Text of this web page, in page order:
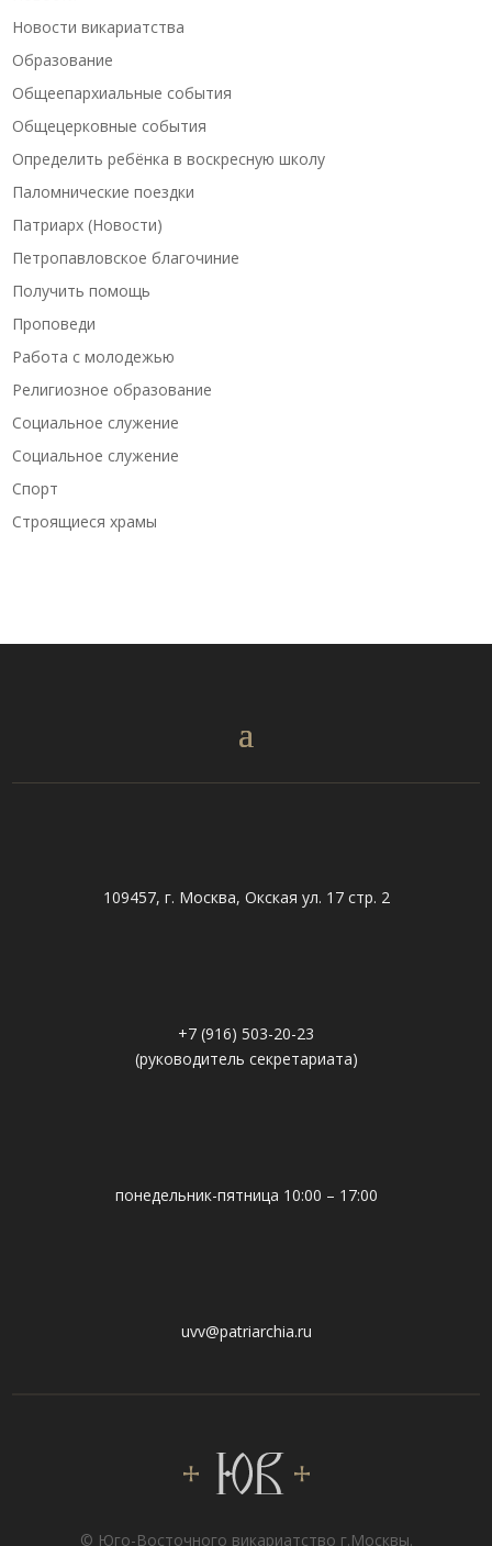
Новости викариатства
Образование
Общеепархиальные события
Общецерковные события
Определить ребёнка в воскресную школу
Паломнические поездки
Патриарх (Новости)
Петропавловское благочиние
Получить помощь
Проповеди
Работа с молодежью
Религиозное образование
Социальное служение
Социальное служение
Спорт
Строящиеся храмы
109457, г. Москва, Окская ул. 17 стр. 2
+7 (916) 503-20-23
(руководитель секретариата)
понедельник-пятница 10:00 – 17:00
uvv@patriarchia.ru
© Юго-Восточного викариатствo г.Москвы.